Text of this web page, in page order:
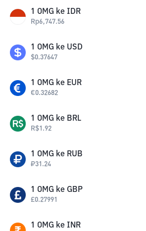
1 OMG ke IDR
Rp6,747.56
1 OMG ke USD
$0.37647
1 OMG ke EUR
€0.32682
1 OMG ke BRL
R$1.92
1 OMG ke RUB
₽31.24
1 OMG ke GBP
£0.27991
1 OMG ke INR